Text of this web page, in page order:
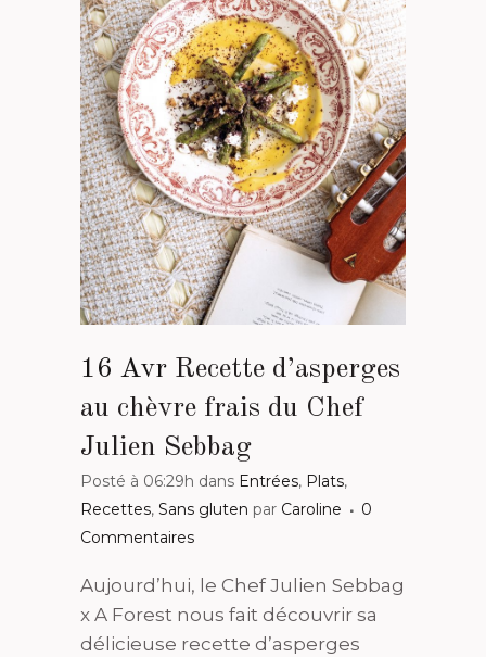
16 Avr Recette d’asperges
au chèvre frais du Chef
Julien Sebbag
Posté à 06:29h dans Entrées, Plats,
Recettes, Sans gluten par Caroline
0
Commentaires
Aujourd’hui, le Chef Julien Sebbag
x A Forest nous fait découvrir sa
délicieuse recette d’asperges